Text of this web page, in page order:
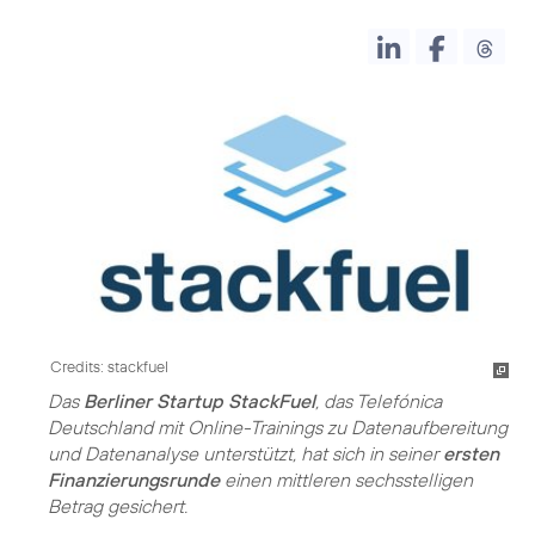
Credits: stackfuel
Das Berliner Startup StackFuel, das Telefónica
Deutschland mit Online-Trainings zu Datenaufbereitung
und Datenanalyse unterstützt, hat sich in seinerersten
Finanzierungsrundeeinen mittleren sechsstelligen
Betrag gesichert.